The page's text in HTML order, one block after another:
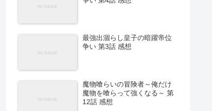
最強出涸らし皇子の暗躍帝位
争い 第3話 感想
魔物喰らいの冒険者～俺だけ
魔物を喰らって強くなる～ 第
12話 感想